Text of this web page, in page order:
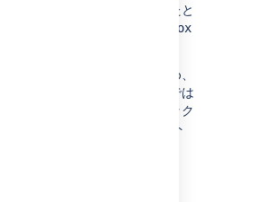
アクションを実行しようとしたと
to restart the sandbox
ョンの再試行は行われないため、
後に直ちに再起動されるわけでは
意ください。新しいサンドボック
始するために、次のリクエスト